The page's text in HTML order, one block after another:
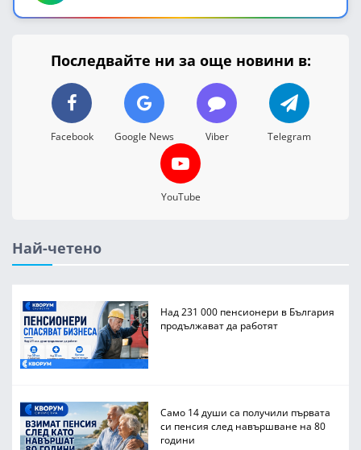
Последвайте ни за още новини в:
Facebook Google News Viber Telegram
YouTube
Най-четено
Над 231 000 пенсионери в България
продължават да работят
Само 14 души са получили първата
си пенсия след навършване на 80
години